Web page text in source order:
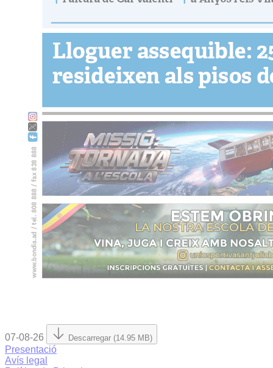
07-08-26 Descarregar (14.95 MB)
Presentació
Avís legal